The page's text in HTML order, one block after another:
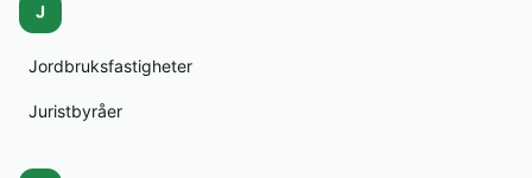
J
Jordbruksfastigheter
Juristbyråer